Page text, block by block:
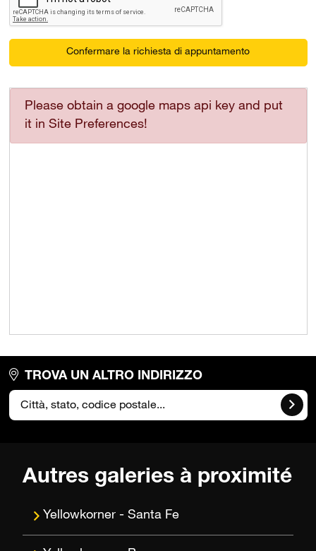
Confermare la richiesta di appuntamento
Please obtain a google maps api key and put
it in Site Preferences!
TROVA UN ALTRO INDIRIZZO
Autres galeries à proximité
Santa Fe